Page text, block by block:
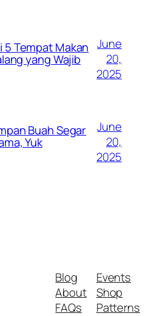
5 Tempat Makan
yang Wajib
June
20,
2025
Buah Segar
Yuk
June
20,
2025
Blog
About
FAQs
Events
Shop
Patterns